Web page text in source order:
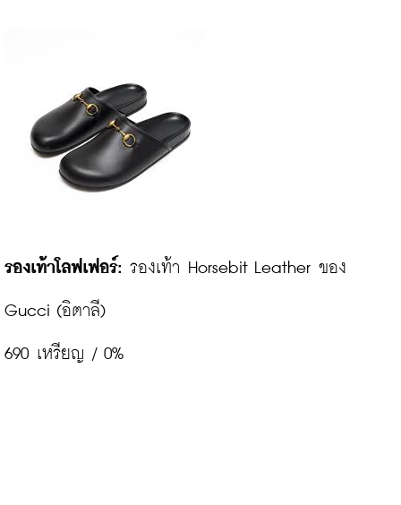
รองเท้าโลฟเฟอร์: รองเท้า Horsebit Leather ของ
Gucci (อิตาลี)
690 เหรียญ / 0%